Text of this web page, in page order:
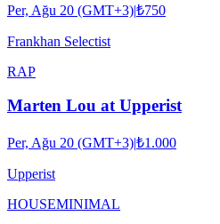
Per, Ağu 20 (GMT+3)|₺750
Frankhan Selectist
RAP
Marten Lou at Upperist
Per, Ağu 20 (GMT+3)|₺1.000
Upperist
HOUSEMINIMAL